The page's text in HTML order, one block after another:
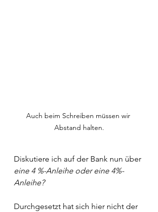
Auch beim Schreiben müssen wir
Abstand halten.
Diskutiere ich auf der Bank nun über
eine 4 %-Anleihe oder eine 4%-
Anleihe?
Durchgesetzt hat sich hier nicht der